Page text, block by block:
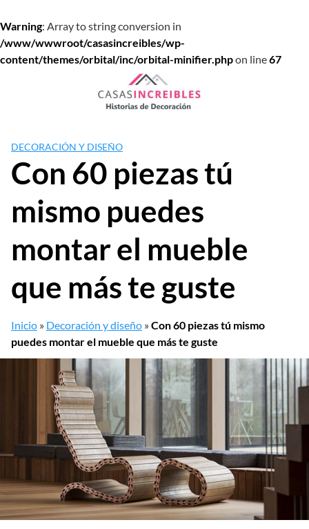
Warning: Array to string conversion in
/www/wwwroot/casasincreibles/wp-
content/themes/orbital/inc/orbital-minifier.phpon line67
DECORACIÓN Y DISEÑO
Con 60 piezas tú
mismo puedes
montar el mueble
que más te guste
Inicio » Decoración y diseño »Con 60 piezas tú mismo
puedes montar el mueble que más te guste